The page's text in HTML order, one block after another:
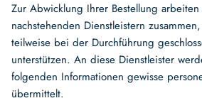
Zur Abwicklung Ihrer Bestellung
nachstehenden Dienstleistern
teilweise bei der Durchführung
unterstützen. An diese Dienstleister
folgenden Informationen gewisse
übermittelt.